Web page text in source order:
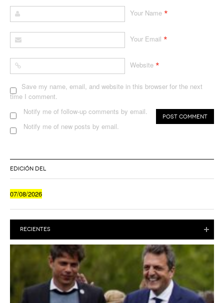
Your Name *
Your Email *
Website *
Save my name, email, and website in this browser for the next
time I comment.
Notify me of follow-up comments by email.
Notify me of new posts by email.
EDICIÓN DEL
07/08/2026
RECIENTES